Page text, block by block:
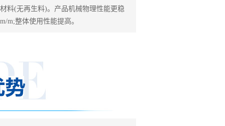
料(无再生料)。产品机械物理性能更稳
m;整体使用性能提高。